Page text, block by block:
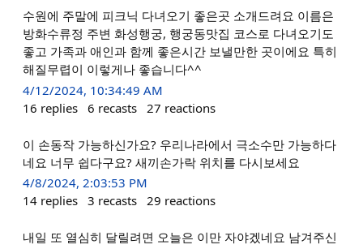
수원에 주말에 피크닉 다녀오기 좋은곳 소개드려요 이름은
방화수류정 주변 화성행궁, 행궁동맛집 코스로 다녀오기도
좋고 가족과 애인과 함께 좋은시간 보낼만한 곳이에요 특히
해질무렵이 이렇게나 좋습니다^^
4/12/2024, 10:34:49 AM
16 replies 6 recasts 27 reactions
이 손동작 가능하신가요? 우리나라에서 극소수만 가능하다
네요 너무 쉽다구요? 새끼손가락 위치를 다시보세요
4/8/2024, 2:03:53 PM
14 replies 3 recasts 29 reactions
내일 또 열심히 달릴려면 오늘은 이만 자야겠네요 남겨주신